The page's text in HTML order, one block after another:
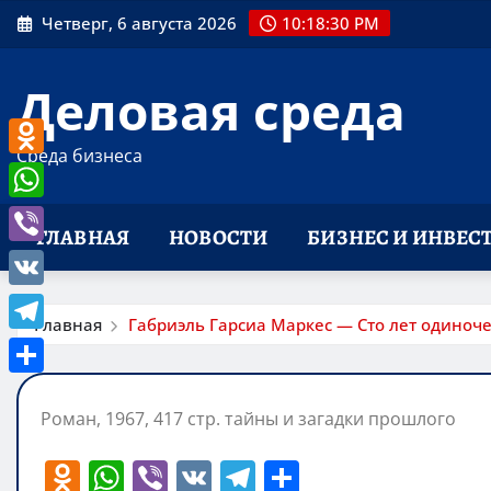
Перейти
к
Четверг, 6 августа 2026 10:18:31 PM
Деловая среда
Среда бизнеса
ГЛАВНАЯ НОВОСТИ БИЗНЕС И
Главная Габриэль Гарсиа Маркес — Сто лет
Роман, 1967, 417 стр. тайны и загадки прошлого
O W Vi V T
Odnoklassniki
WhatsApp
Viber
VK
Telegram
Отправить